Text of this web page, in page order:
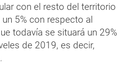
con el resto del territorio
5% con respecto al
todavía se situará un 29%
de 2019, es decir,